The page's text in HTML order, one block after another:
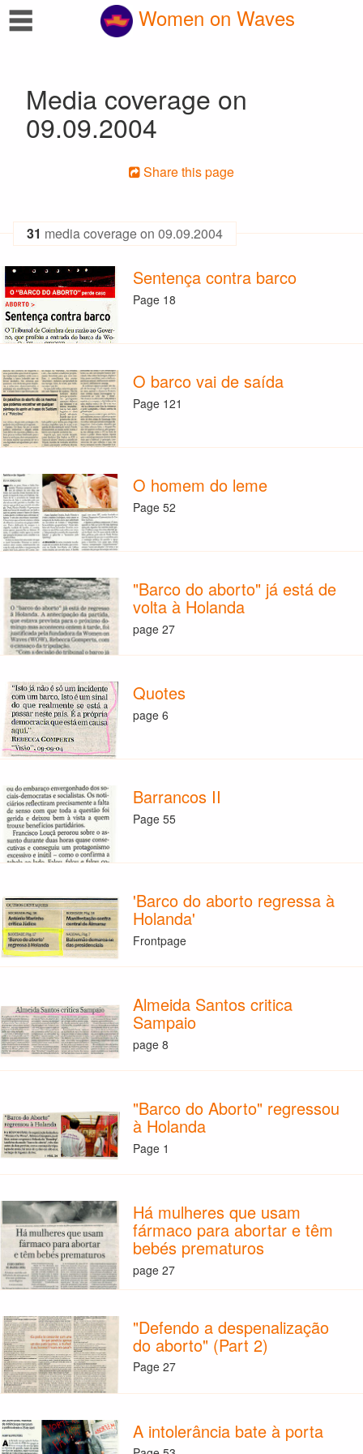
☰ Women on Waves
Media coverage on
09.09.2004
Share this page
31 media coverage on 09.09.2004
Sentença contra barco
Page 18
O barco vai de saída
Page 121
O homem do leme
Page 52
"Barco do aborto" já está de
volta à Holanda
page 27
Quotes
page 6
Barrancos II
Page 55
'Barco do aborto regressa à
Holanda'
Frontpage
Almeida Santos critica
Sampaio
page 8
"Barco do Aborto" regressou
à Holanda
Page 1
Há mulheres que usam
fármaco para abortar e têm
bebés prematuros
page 27
"Defendo a despenalização
do aborto" (Part 2)
Page 27
A intolerância bate à porta